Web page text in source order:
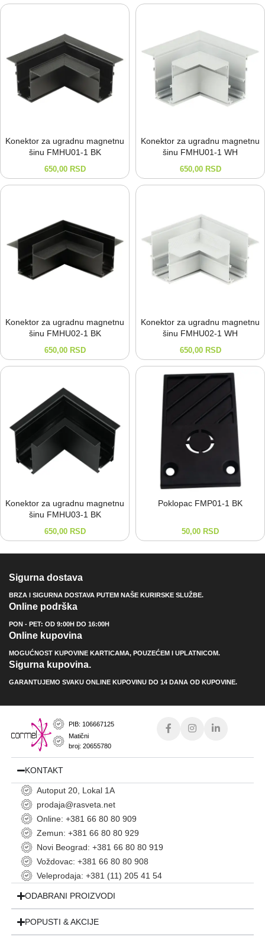
Konektor za ugradnu magnetnu
šinu FMHU01-⁠1 BK
650,00 RSD
Konektor za ugradnu magnetnu
šinu FMHU01-⁠1 WH
650,00 RSD
Konektor za ugradnu magnetnu
šinu FMHU02-⁠1 BK
650,00 RSD
Konektor za ugradnu magnetnu
šinu FMHU02-⁠1 WH
650,00 RSD
Konektor za ugradnu magnetnu
šinu FMHU03-⁠1 BK
650,00 RSD
Poklopac FMP01-⁠1 BK
50,00 RSD
Sigurna dostava
BRZA I SIGURNA DOSTAVA PUTEM NAŠE KURIRSKE SLUŽBE.
Online podrška
PON - PET: OD 9:00H DO 16:00H
Online kupovina
MOGUĆNOST KUPOVINE KARTICAMA, POUZEĆEM I UPLATNICOM.
Sigurna kupovina.
GARANTUJEMO SVAKU ONLINE KUPOVINU DO 14 DANA OD KUPOVINE.
PIB: 106667125
Matični
broj: 20655780
KONTAKT
Autoput 20, Lokal 1A
prodaja@rasveta.net
Online: +381 66 80 80 909
Zemun: +381 66 80 80 929
Novi Beograd: +381 66 80 80 919
Voždovac: +381 66 80 80 908
Veleprodaja: +381 (11) 205 41 54
ODABRANI PROIZVODI
POPUSTI & AKCIJE